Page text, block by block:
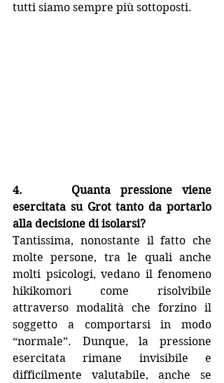
tutti siamo sempre più sottoposti.
4.     Quanta pressione viene
esercitata su Grot tanto da portarlo
alla decisione di isolarsi?
Tantissima, nonostante il fatto che
molte persone, tra le quali anche
molti psicologi, vedano il fenomeno
hikikomori come risolvibile
attraverso modalità che forzino il
soggetto a comportarsi in modo
“normale”. Dunque, la pressione
esercitata rimane invisibile e
difficilmente valutabile, anche se